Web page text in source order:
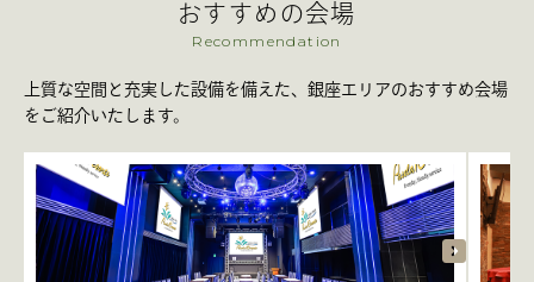
おすすめの会場
Recommendation
上質な空間と充実した設備を備えた、銀座エリアのおすすめ会場
をご紹介いたします。